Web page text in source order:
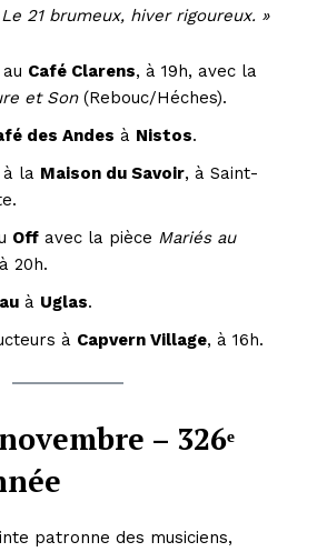
Le 21 brumeux, hiver rigoureux. »
Café Clarens, à 19h, avec la
et Son(Rebouc/Héches).
des Andes à Nistos.
à la Maison du Savoir, à Saint-
Off avec la pièce Mariés au
20h.
à Uglas.
à Capvern Village, à 16h.
– 326ᵉ
patronne des musiciens,